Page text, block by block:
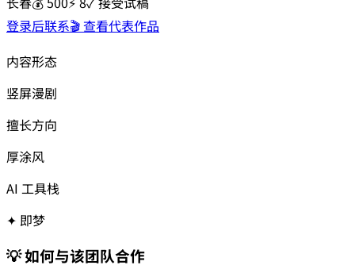
登录后联系🎬 查看代表作品
内容形态
竖屏漫剧
擅长方向
厚涂风
AI 工具栈
✦ 即梦
💡 如何与该团队合作